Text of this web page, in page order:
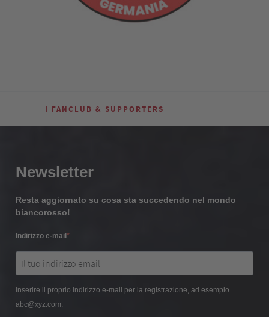
I FANCLUB & SUPPORTERS
Newsletter
Resta aggiornato su cosa sta succedendo nel mondo
biancorosso!
Indirizzo e-mail
Inserire il proprio indirizzo e-mail per la registrazione, ad esempio
abc@xyz.com.